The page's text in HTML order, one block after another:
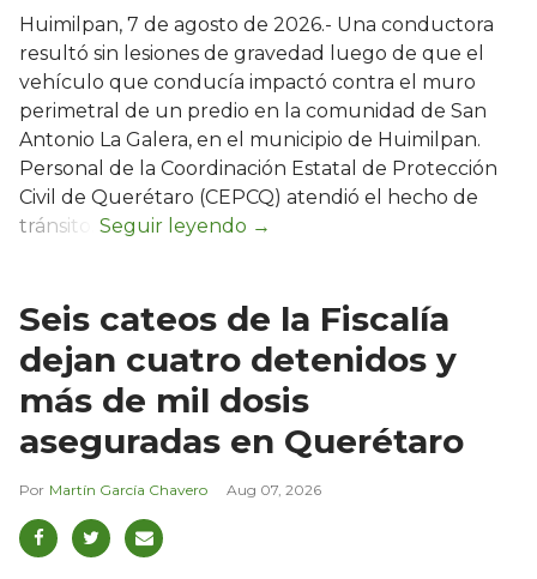
Huimilpan, 7 de agosto de 2026.- Una conductora
resultó sin lesiones de gravedad luego de que el
vehículo que conducía impactó contra el muro
perimetral de un predio en la comunidad de San
Antonio La Galera, en el municipio de Huimilpan.
Personal de la Coordinación Estatal de Protección
Civil de Querétaro (CEPCQ) atendió el hecho de
tránsito.
Seis cateos de la Fiscalía
dejan cuatro detenidos y
más de mil dosis
aseguradas en Querétaro
Martín García Chavero Aug 07, 2026